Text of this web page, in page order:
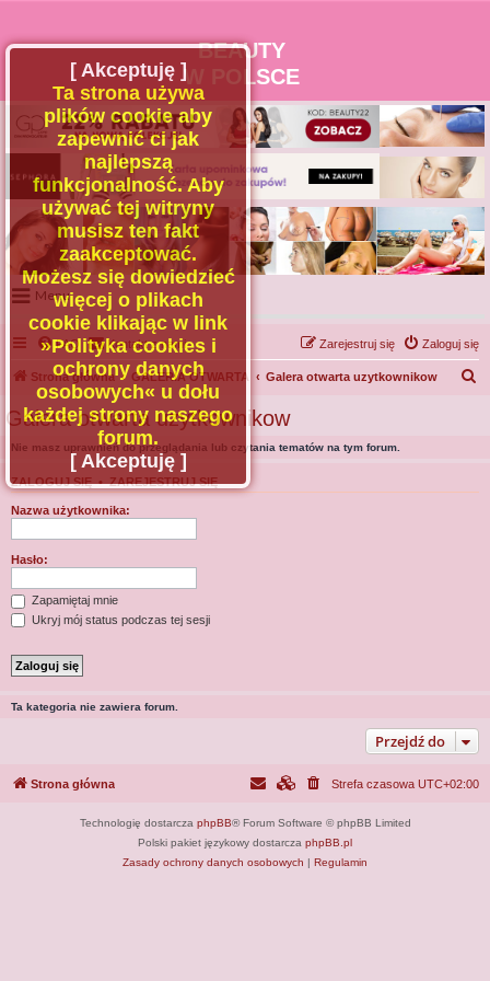
BEAUTY
W POLSCE
Menu
Portal
Facebook
Regulamin
Zapytaj administratora
Kontakt
FAQ Kontakt z nami Zaloguj się
Zarejestruj się
Strona główna GALERIA OTWARTA Galera otwarta uzytkownikow
Galera otwarta uzytkownikow
Nie masz uprawnień do przeglądania lub czytania tematów na tym forum.
ZALOGUJ SIĘ•ZAREJESTRUJ SIĘ
Nazwa użytkownika:
Hasło:
Zapamiętaj mnie
Ukryj mój status podczas tej sesji
Ta kategoria nie zawiera forum.
Przejdź do
[ Akceptuję ]
Ta strona używa
plików cookie aby
zapewnić ci jak
najlepszą
funkcjonalność. Aby
używać tej witryny
musisz ten fakt
zaakceptować.
Możesz się dowiedzieć
więcej o plikach
cookie klikając w link
»Polityka cookies i
ochrony danych
osobowych« u dołu
każdej strony naszego
forum.
[ Akceptuję ]
Strona główna Strefa czasowa UTC+02:00
Technologię dostarcza phpBB® Forum Software © phpBB Limited
Polski pakiet językowy dostarcza phpBB.pl
Zasady ochrony danych osobowych | Regulamin